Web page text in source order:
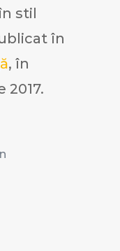
stil
în
, în